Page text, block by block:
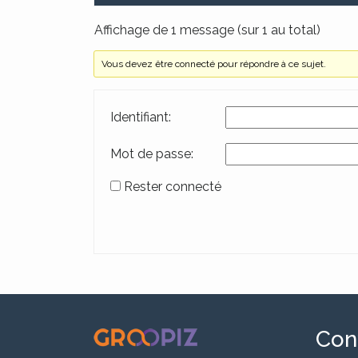
Affichage de 1 message (sur 1 au total)
Vous devez être connecté pour répondre à ce sujet.
Identifiant:
Mot de passe:
Rester connecté